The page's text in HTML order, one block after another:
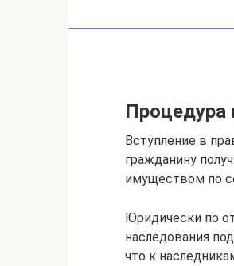
Процедура
Вступление в
гражданину
имуществом по
Юридически по
наследования
что к